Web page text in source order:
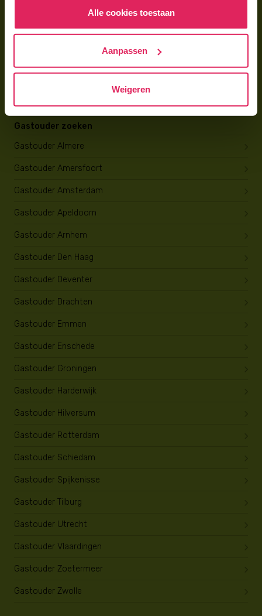
Alle cookies toestaan
Aanpassen
Weigeren
Wat verdient een gastouder?
Gastouder zoeken
Gastouder Almere
Gastouder Amersfoort
Gastouder Amsterdam
Gastouder Apeldoorn
Gastouder Arnhem
Gastouder Den Haag
Gastouder Deventer
Gastouder Drachten
Gastouder Emmen
Gastouder Enschede
Gastouder Groningen
Gastouder Harderwijk
Gastouder Hilversum
Gastouder Rotterdam
Gastouder Schiedam
Gastouder Spijkenisse
Gastouder Tilburg
Gastouder Utrecht
Gastouder Vlaardingen
Gastouder Zoetermeer
Gastouder Zwolle